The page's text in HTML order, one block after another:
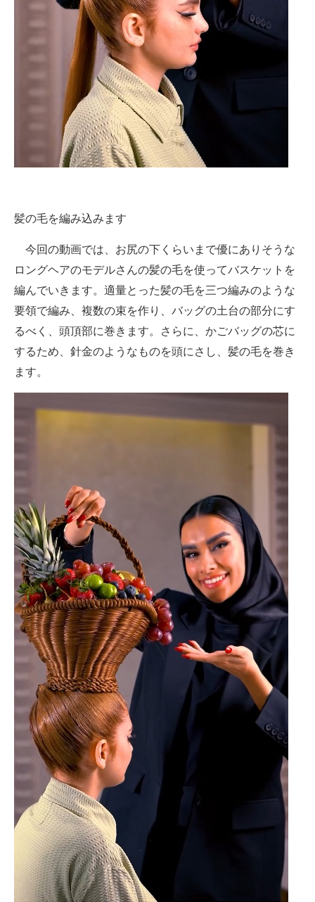
髪の毛を編み込みます
今回の動画では、お尻の下くらいまで優にありそうな
ロングヘアのモデルさんの髪の毛を使ってバスケットを
編んでいきます。適量とった髪の毛を三つ編みのような
要領で編み、複数の束を作り、バッグの土台の部分にす
るべく、頭頂部に巻きます。さらに、かごバッグの芯に
するため、針金のようなものを頭にさし、髪の毛を巻き
ます。